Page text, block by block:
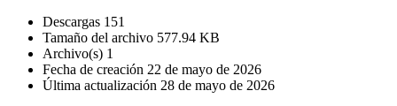
Descargas 151
Tamaño del archivo 577.94 KB
Archivo(s) 1
Fecha de creación 22 de mayo de 2026
Última actualización 28 de mayo de 2026